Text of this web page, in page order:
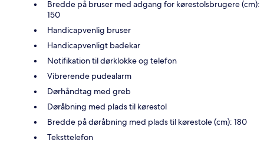
Bredde på bruser med adgang for kørestolsbrugere (cm):
150
Handicapvenlig bruser
Handicapvenligt badekar
Notifikation til dørklokke og telefon
Vibrerende pudealarm
Dørhåndtag med greb
Døråbning med plads til kørestol
Bredde på døråbning med plads til kørestole (cm): 180
Teksttelefon